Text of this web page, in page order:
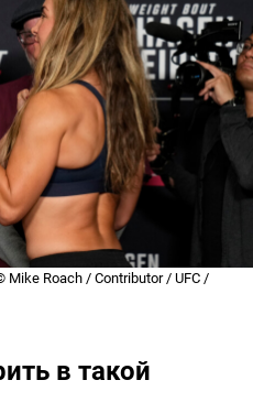
Roach / Contributor / UFC /
в такой